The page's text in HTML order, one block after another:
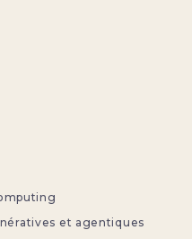
et agentiques